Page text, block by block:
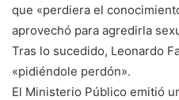
que «perdiera el
aprovechó para agredirla
Tras lo sucedido, Leonardo
«pidiéndole perdón».
El Ministerio Público emitió